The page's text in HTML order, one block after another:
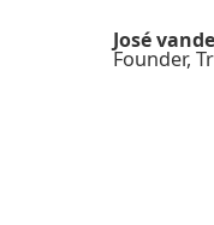
José
Founder,